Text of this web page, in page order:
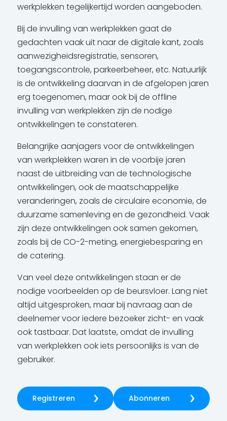
werkplekken tegelijkertijd worden aangeboden.
Bij de invulling van werkplekken gaat de
gedachten vaak uit naar de digitale kant, zoals
aanwezigheidsregistratie, sensoren,
toegangscontrole, parkeerbeheer, etc. Natuurlijk
is de ontwikkeling daarvan in de afgelopen jaren
erg toegenomen, maar ook bij de offline
invulling van werkplekken zijn de nodige
ontwikkelingen te constateren.
Belangrijke aanjagers voor de ontwikkelingen
van werkplekken waren in de voorbije jaren
naast de uitbreiding van de technologische
ontwikkelingen, ook de maatschappelijke
veranderingen, zoals de circulaire economie, de
duurzame samenleving en de gezondheid. Vaak
zijn deze ontwikkelingen ook samen gekomen,
zoals bij de CO-2-meting, energiebesparing en
de catering.
Van veel deze ontwikkelingen staan er de
nodige voorbeelden op de beursvloer. Lang niet
altijd uitgesproken, maar bij navraag aan de
deelnemer voor iedere bezoeker zicht- en vaak
ook tastbaar. Dat laatste, omdat de invulling
van werkplekken ook iets persoonlijks is van de
gebruiker.
Registreren Abonneren